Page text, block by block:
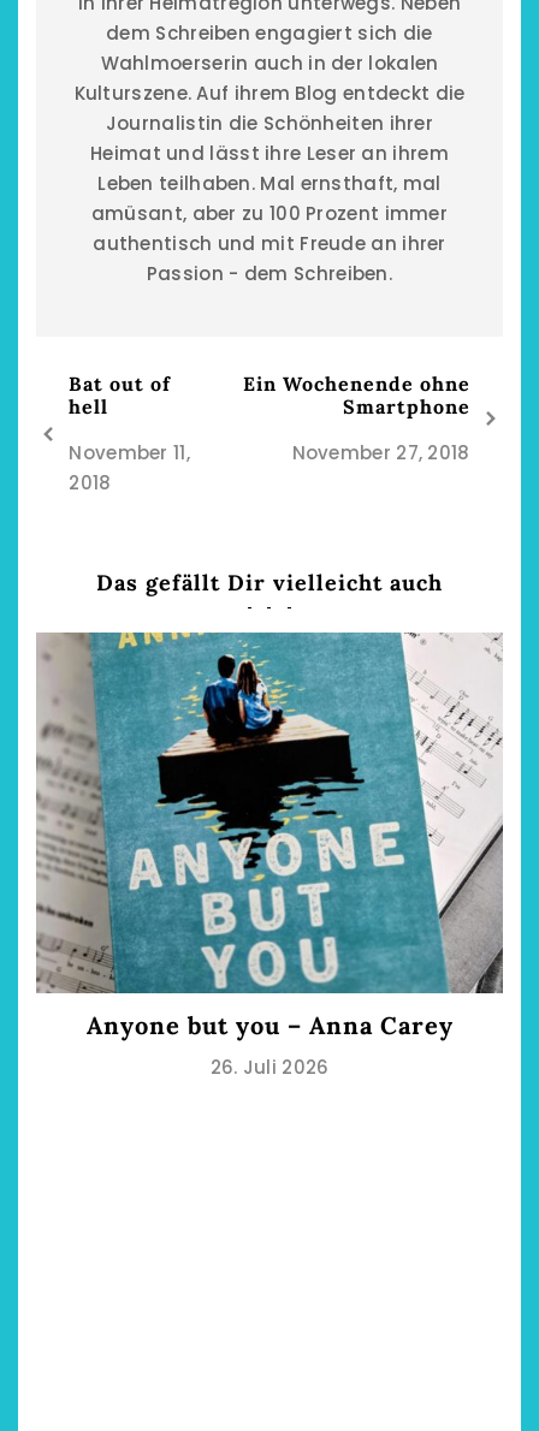
dem Schreiben engagiert sich die
Wahlmoerserin auch in der lokalen
Kulturszene. Auf ihrem Blog entdeckt die
Journalistin die Schönheiten ihrer
Heimat und lässt ihre Leser an ihrem
Leben teilhaben. Mal ernsthaft, mal
amüsant, aber zu 100 Prozent immer
authentisch und mit Freude an ihrer
Passion - dem Schreiben.
Bat out of
hell
November 11,
2018
Ein Wochenende ohne
Smartphone
November 27, 2018
Das gefällt Dir vielleicht auch
Anyone but you – Anna Carey
26. Juli 2026